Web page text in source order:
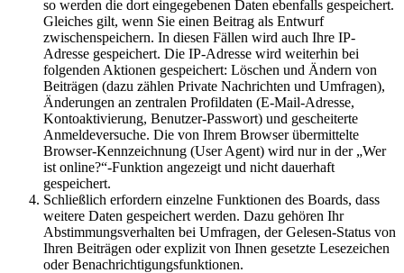
so werden die dort eingegebenen Daten ebenfalls gespeichert.
Gleiches gilt, wenn Sie einen Beitrag als Entwurf
zwischenspeichern. In diesen Fällen wird auch Ihre IP-
Adresse gespeichert. Die IP-Adresse wird weiterhin bei
folgenden Aktionen gespeichert: Löschen und Ändern von
Beiträgen (dazu zählen Private Nachrichten und Umfragen),
Änderungen an zentralen Profildaten (E-Mail-Adresse,
Kontoaktivierung, Benutzer-Passwort) und gescheiterte
Anmeldeversuche. Die von Ihrem Browser übermittelte
Browser-Kennzeichnung (User Agent) wird nur in der „Wer
ist online?“-Funktion angezeigt und nicht dauerhaft
gespeichert.
Schließlich erfordern einzelne Funktionen des Boards, dass
weitere Daten gespeichert werden. Dazu gehören Ihr
Abstimmungsverhalten bei Umfragen, der Gelesen-Status von
Ihren Beiträgen oder explizit von Ihnen gesetzte Lesezeichen
oder Benachrichtigungsfunktionen.